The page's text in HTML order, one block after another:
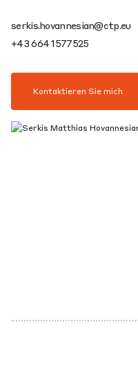
serkis.hovannesian@ctp.eu
+43 664 1577525
Kontaktieren Sie mich